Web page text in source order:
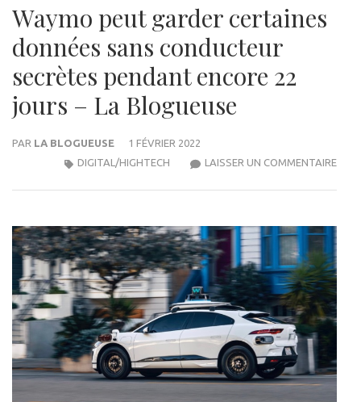
Waymo peut garder certaines
données sans conducteur
secrètes pendant encore 22
jours – La Blogueuse
PAR LA BLOGUEUSE
1 FÉVRIER 2022
LAISSER UN COMMENTAIRE
DIGITAL/HIGHTECH